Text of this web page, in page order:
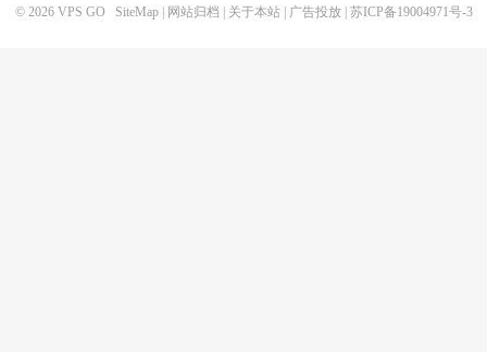
© 2026 VPS GO SiteMap| 网站归档 关于本站| 广告投放| 苏ICP备19004971号-3